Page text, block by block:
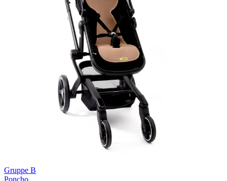
Gruppe B